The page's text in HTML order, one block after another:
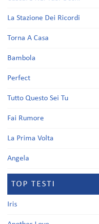
La Stazione Dei Ricordi
Torna A Casa
Bambola
Perfect
Tutto Questo Sei Tu
Fai Rumore
La Prima Volta
Angela
TOP TESTI
Iris